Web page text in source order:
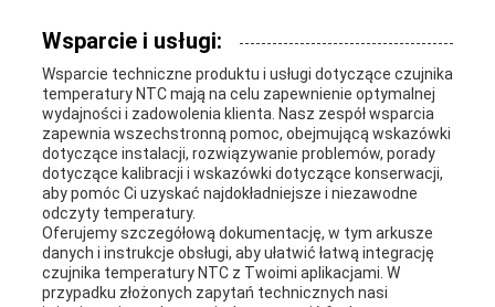
Wsparcie i usługi:
Wsparcie techniczne produktu i usługi dotyczące czujnika
temperatury NTC mają na celu zapewnienie optymalnej
wydajności i zadowolenia klienta. Nasz zespół wsparcia
zapewnia wszechstronną pomoc, obejmującą wskazówki
dotyczące instalacji, rozwiązywanie problemów, porady
dotyczące kalibracji i wskazówki dotyczące konserwacji,
aby pomóc Ci uzyskać najdokładniejsze i niezawodne
odczyty temperatury.
Oferujemy szczegółową dokumentację, w tym arkusze
danych i instrukcje obsługi, aby ułatwić łatwą integrację
czujnika temperatury NTC z Twoimi aplikacjami. W
przypadku złożonych zapytań technicznych nasi